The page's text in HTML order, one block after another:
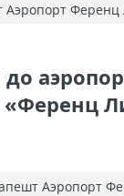
Ференц
Аэропорт